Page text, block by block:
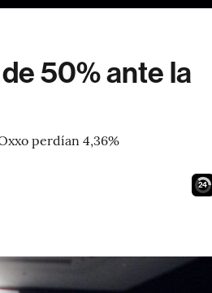
50% ante la
perdían 4,36%
23